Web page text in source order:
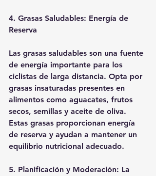
4. Grasas Saludables: Energía de
Reserva
Las grasas saludables son una fuente
de energía importante para los
ciclistas de larga distancia. Opta por
grasas insaturadas presentes en
alimentos como aguacates, frutos
secos, semillas y aceite de oliva.
Estas grasas proporcionan energía
de reserva y ayudan a mantener un
equilibrio nutricional adecuado.
5. Planificación y Moderación: La